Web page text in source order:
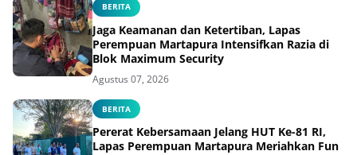
BERITA
Jaga Keamanan dan Ketertiban, Lapas
Perempuan Martapura Intensifkan Razia di
Blok Maximum Security
Agustus 07, 2026
BERITA
Pererat Kebersamaan Jelang HUT Ke-81 RI,
Lapas Perempuan Martapura Meriahkan Fun